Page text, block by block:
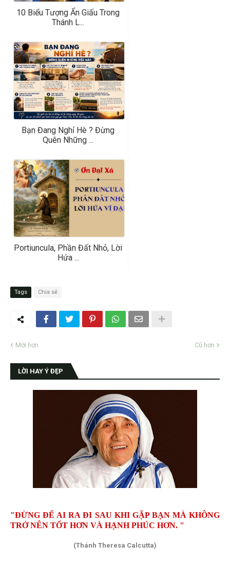
10 Biểu Tượng Ẩn Giấu Trong
Thánh L...
Bạn Đang Nghỉ Hè ? Đừng
Quên Những ...
Portiuncula, Phần Đất Nhỏ, Lời
Hứa ...
Tags Chia sẻ
Mới hơn Cũ hơn
LỜI HAY Ý ĐẸP
"ĐỪNG ĐỂ AI RA ĐI SAU KHI GẶP BẠN MÀ KHÔNG
TRỞ NÊN TỐT HƠN VÀ HẠNH PHÚC HƠN. "
(Thánh Theresa Calcutta)